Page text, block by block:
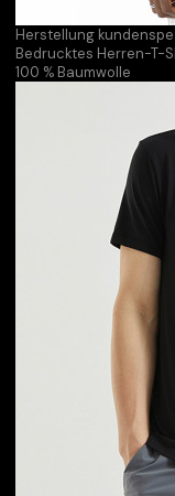
Herstellung
Bedrucktes Herren-T-
100 % Baumwolle